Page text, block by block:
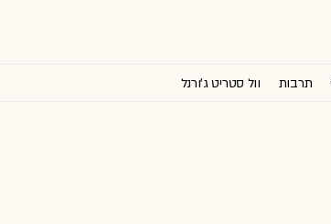
תרבות וול סטריט ג'ורנל